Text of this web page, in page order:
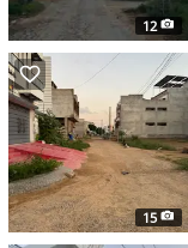
12
15